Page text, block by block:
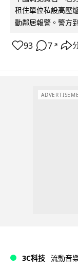
租住單位私設高壓
動鄰居報警。警方
93 7 ↗
3C科技 流動音